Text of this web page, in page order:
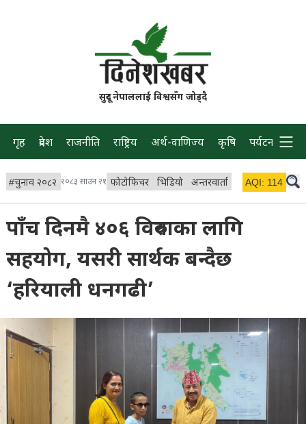
सुदूर नेपाललाई विश्वसँग जोड्दै
गृह प्रदेश राजनीति राष्ट्रिय अर्थ-वाणिज्य कृषि पर्यटन प्रवास
#चुनाव २०८२ २०८३ साउन २१ फोटोफिचर भिडियो अन्तरवार्ता विचार/ब्लग
AQI: 114
पाँच दिनमै ४०६ विरुवाका लागि
सहयोग, यसरी सार्थक बन्दैछ
‘हरियाली धनगढी’